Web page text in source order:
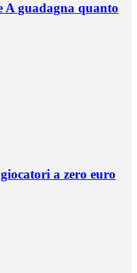
A guadagna quanto
a zero euro